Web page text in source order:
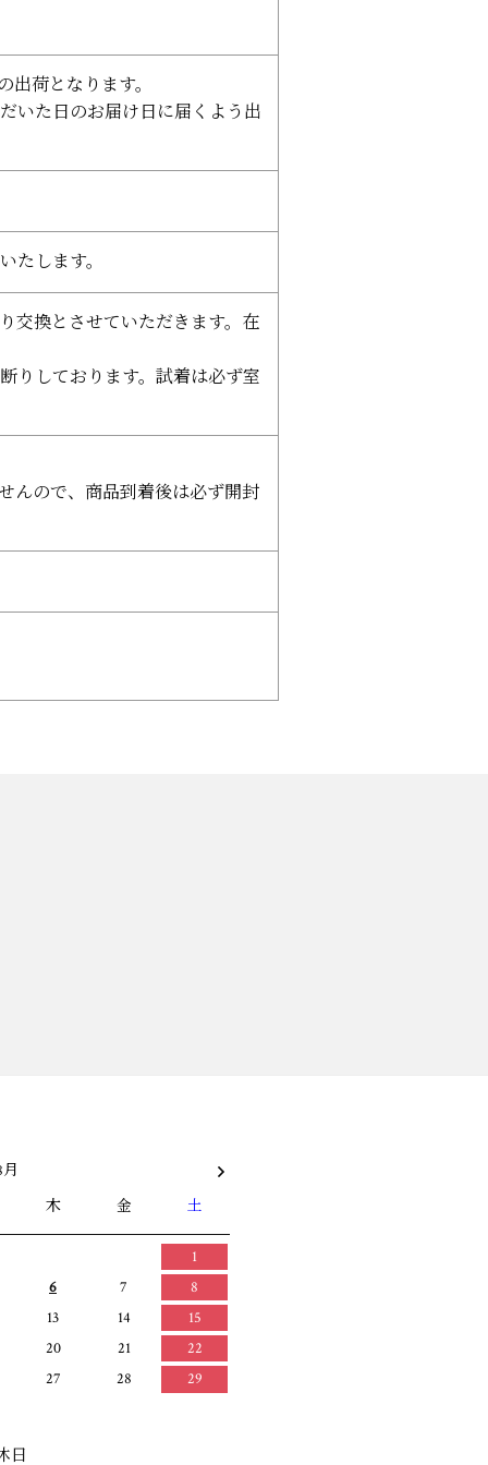
荷となります。
いた日のお届け日に届くよう出
たします。
交換とさせていただきます。在
りしております。試着は必ず室
んので、商品到着後は必ず開封
木
金 土
1
6
7
8
13
14
15
20
21
22
27
28 29
日